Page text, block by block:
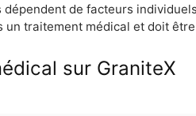
de facteurs
un traitement médical et doit
sur GraniteX